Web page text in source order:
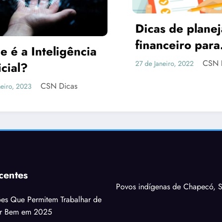
Dicas de planejamento
financeiro para
autônomos
27 de Janeiro, 2022
As 10
Do